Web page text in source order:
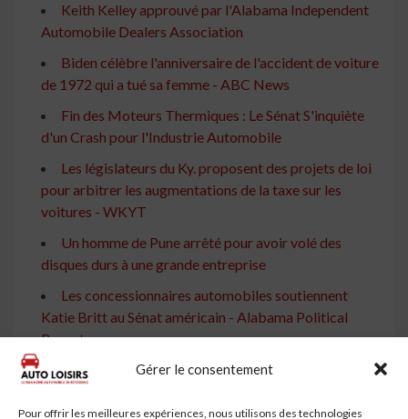
Gérer le consentement
Pour offrir les meilleures expériences, nous utilisons des technologies
Keith Kelley approuvé par l'Alabama Independent
Automobile Dealers Association
Biden célèbre l'anniversaire de l'accident de voiture
de 1972 qui a tué sa femme - ABC News
Fin des Moteurs Thermiques : Le Sénat S'inquiète
d'un Crash pour l'Industrie Automobile
Les législateurs du Ky. proposent des projets de loi
pour arbitrer les augmentations de la taxe sur les
voitures - WKYT
Un homme de Pune arrêté pour avoir volé des
disques durs à une grande entreprise
Les concessionnaires automobiles soutiennent
Katie Britt au Sénat américain - Alabama Political
Reporter
Chongqing Changan Automobile Company Limited